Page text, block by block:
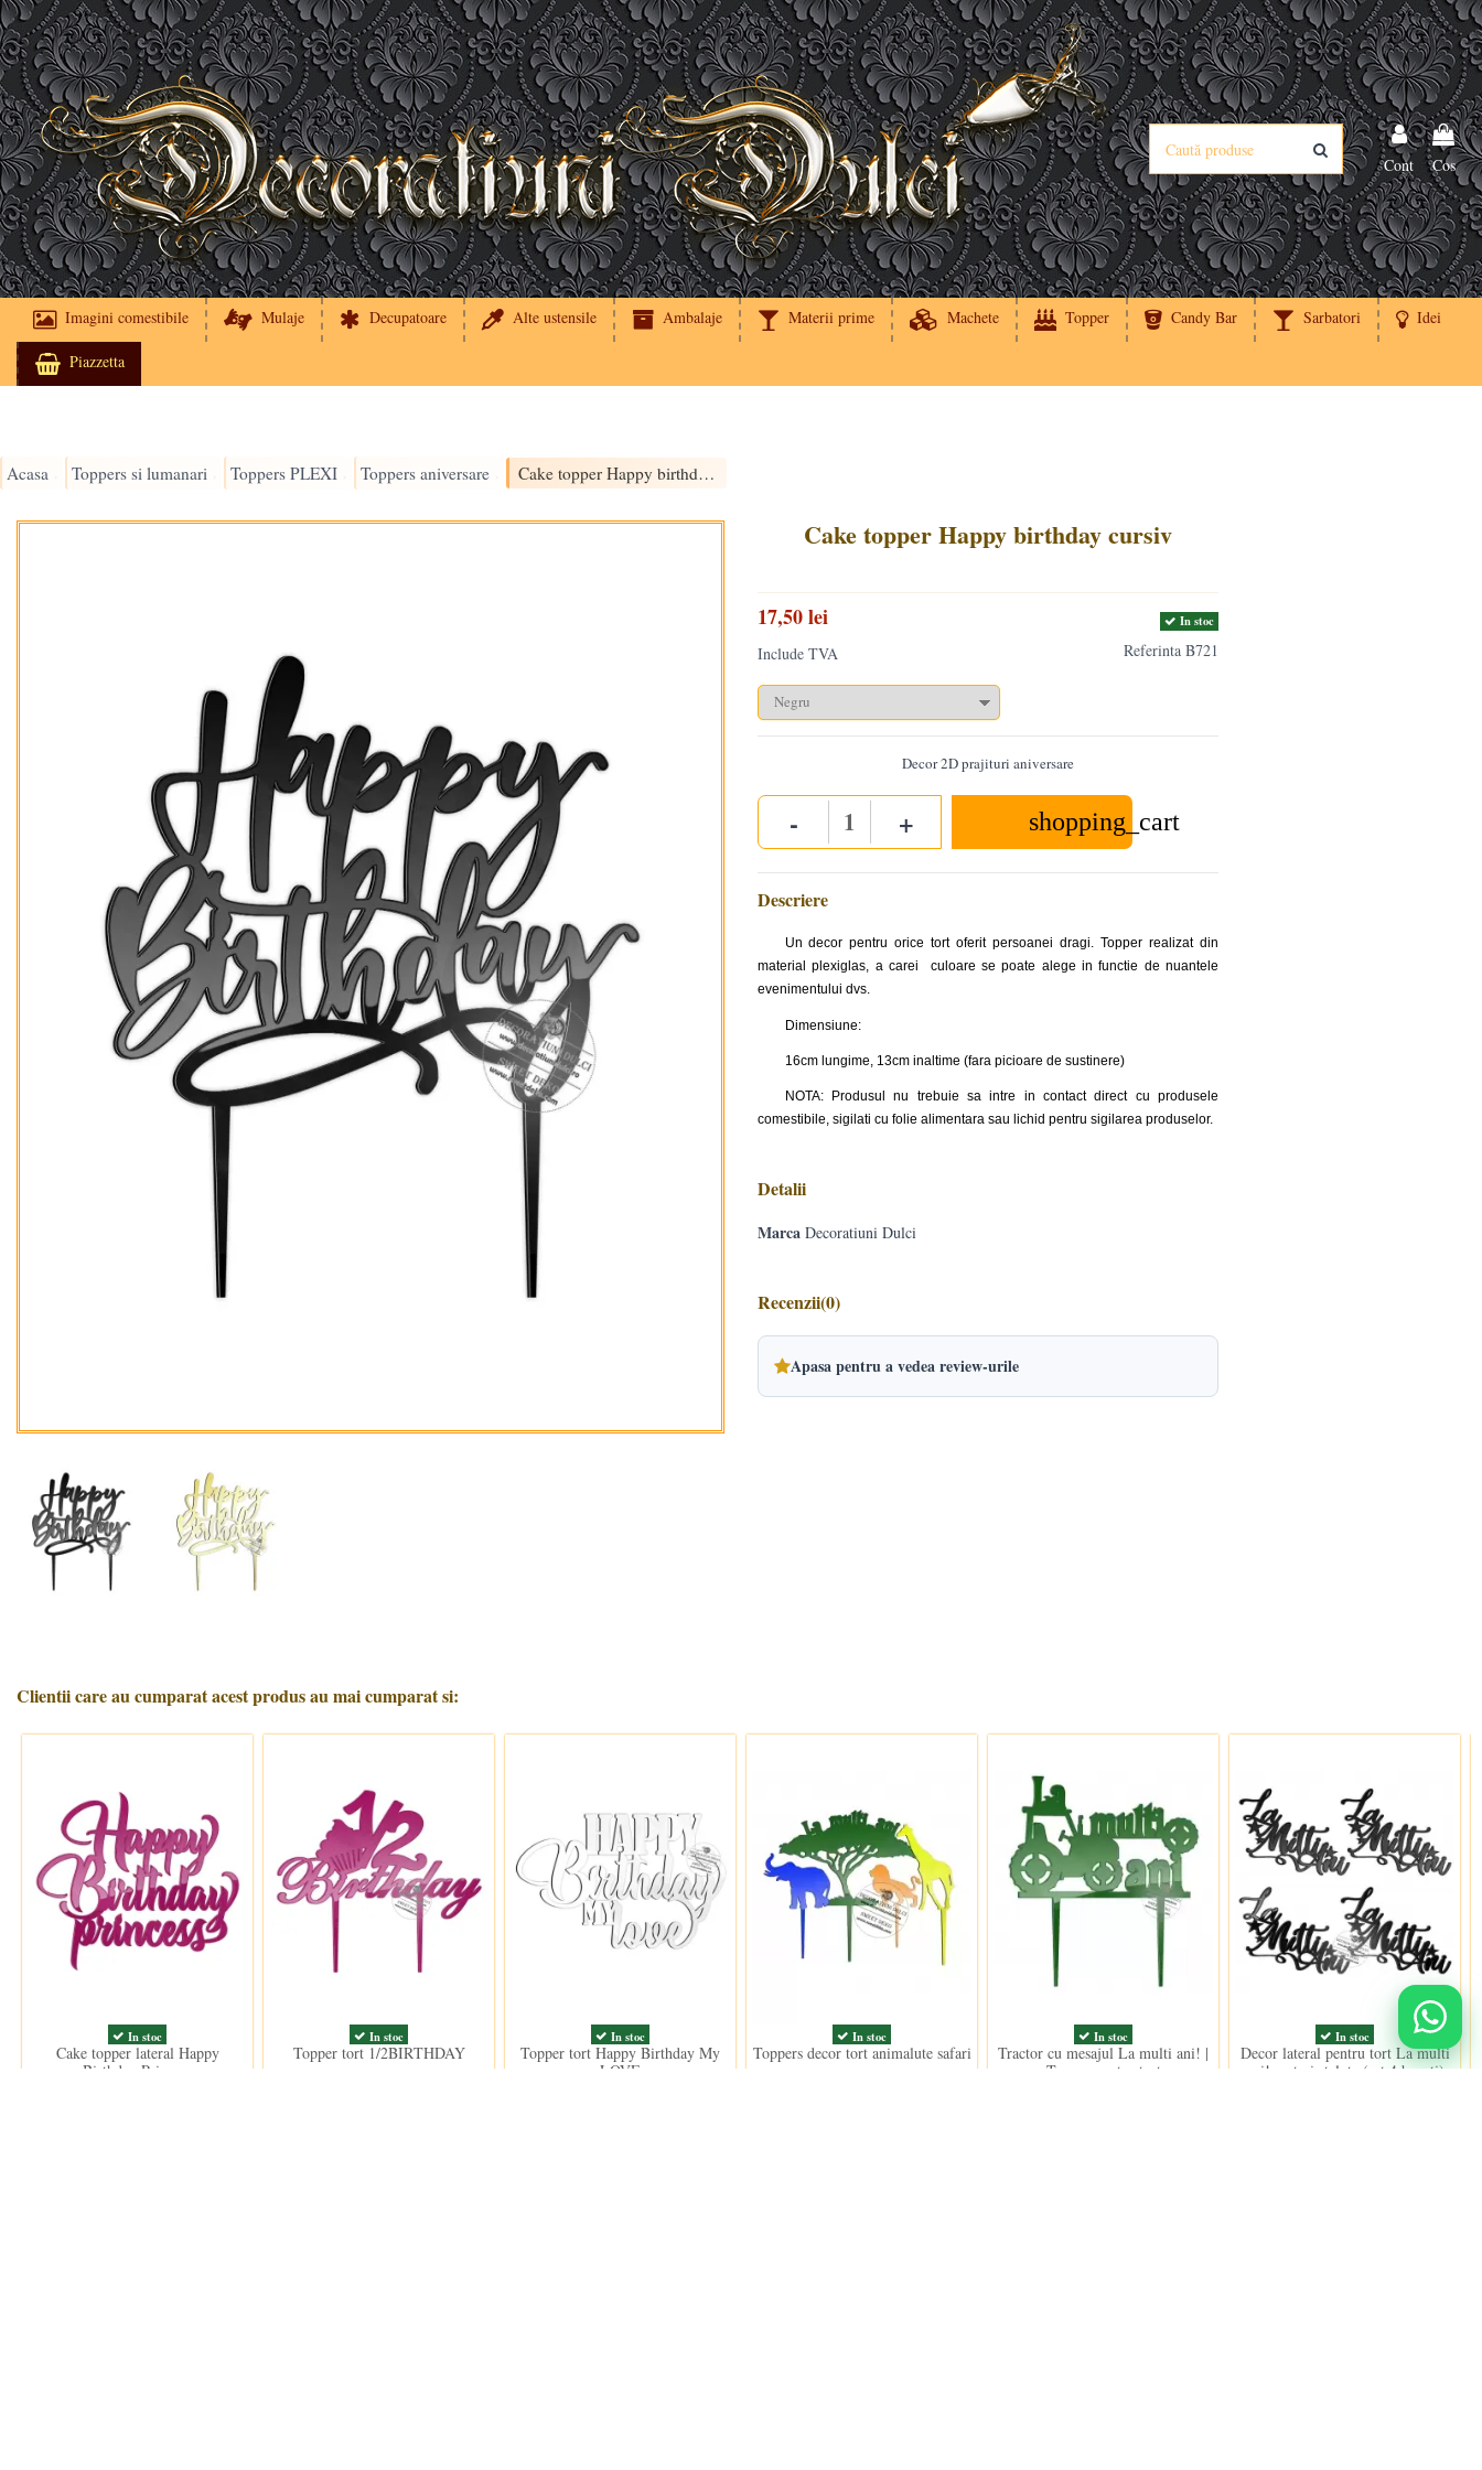
Cont Cos
Imagini comestibile Mulaje Decupatoare Alte ustensile Ambalaje Materii prime Machete Topper Candy Bar Sarbatori Idei
Piazzetta
Acasa Toppers si lumanari Toppers PLEXI Toppers aniversare Cake topper Happy birthday cursiv
Cake topper Happy birthday cursiv
Referinta B721
In stoc
17,50 lei
Include TVA
Decor 2D prajituri aniversare
- Quantity
+ shopping_cart
Descriere
Un decor pentru orice tort oferit persoanei dragi. Topper realizat din
material plexiglas, a carei culoare se poate alege in functie de nuantele
evenimentului dvs.
Dimensiune:
16cm lungime, 13cm inaltime (fara picioare de sustinere)
NOTA: Produsul nu trebuie sa intre in contact direct cu produsele
comestibile, sigilati cu folie alimentara sau lichid pentru sigilarea produselor.
Detalii
Marca Decoratiuni Dulci
Recenzii(0)
Apasa pentru a vedea review-urile
Clientii care au cumparat acest produs au mai cumparat si:
In stoc
Cake topper lateral Happy
Birthday Princess
In stoc
Topper tort 1/2BIRTHDAY
In stoc
Topper tort Happy Birthday My
LOVE
In stoc
Toppers decor tort animalute safari
In stoc
Tractor cu mesajul La multi ani! |
Topper pentru tort
In stoc
Decor lateral pentru tort La multi
ani! cu trei stelute (set 4 bucati)